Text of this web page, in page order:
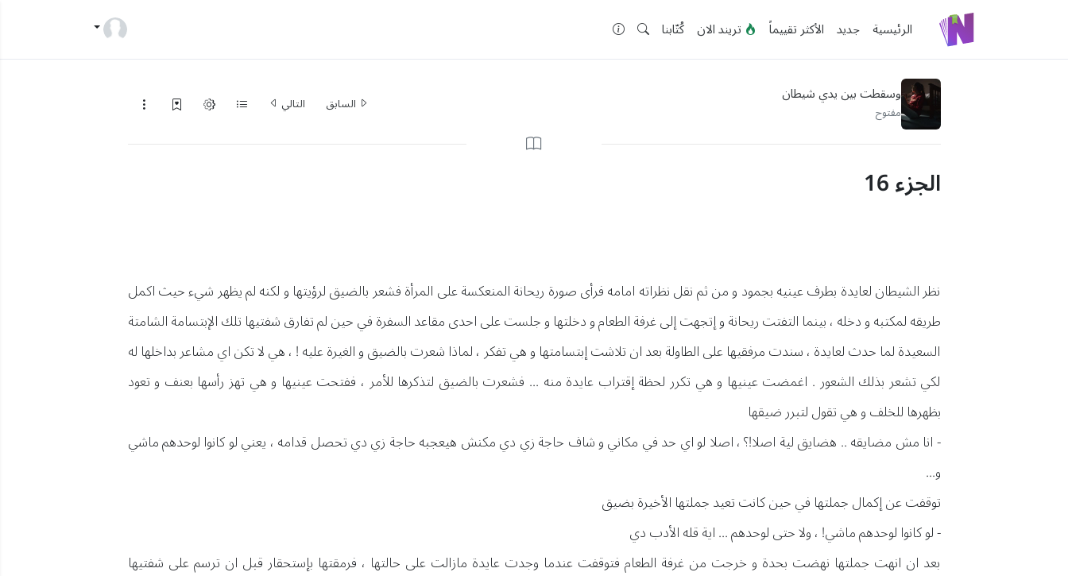
الرئيسية جديد الأكثر تقييماً تريند الان كُتّابنا
وسقطت بين يدي شيطان
مفتوح السابق التالي
الجزء 16
نظر الشيطان لعايدة بطرف عينيه بجمود و من ثم نقل نظراته امامه فرأى صورة ريحانة المنعكسة على المرأة فشعر بالضيق لرؤيتها و لكنه لم يظهر شيء حيث اكمل
طريقه لمكتبه و دخله ، بينما التفتت ريحانة و إتجهت إلى غرفة الطعام و دخلتها و جلست على احدى مقاعد السفرة في حين لم تفارق شفتيها تلك الإبتسامة الشامتة
السعيدة لما حدث لعايدة ، سندت مرفقيها على الطاولة بعد ان تلاشت إبتسامتها و هي تفكر ، لماذا شعرت بالضيق و الغيرة عليه ! ، هي لا تكن اي مشاعر بداخلها له
لكي تشعر بذلك الشعور . اغمضت عينيها و هي تكرر لحظة إقتراب عايدة منه ... فشعرت بالضيق لتذكرها للأمر ، ففتحت عينيها و هي تهز رأسها بعنف و تعود
بظهرها للخلف و هي تقول لتبرر ضيقها
- انا مش مضايقه .. هضايق لية اصلا!؟ ، اصلا لو اي حد في مكاني و شاف حاجة زي دي مكنش هيعجبه حاجة زي دي تحصل قدامه ، يعني لو كانوا لوحدهم ماشي
و...
توقفت عن إكمال جملتها في حين كانت تعيد جملتها الأخيرة بضيق
- لو كانوا لوحدهم ماشي! ، ولا حتى لوحدهم ... اية قله الأدب دي
بعد ان انهت جملتها نهضت بحدة و خرجت من غرفة الطعام فتوقفت عندما وجدت عايدة مازالت على حالتها ، فرمقتها بإستحقار قبل ان ترسم على شفتيها